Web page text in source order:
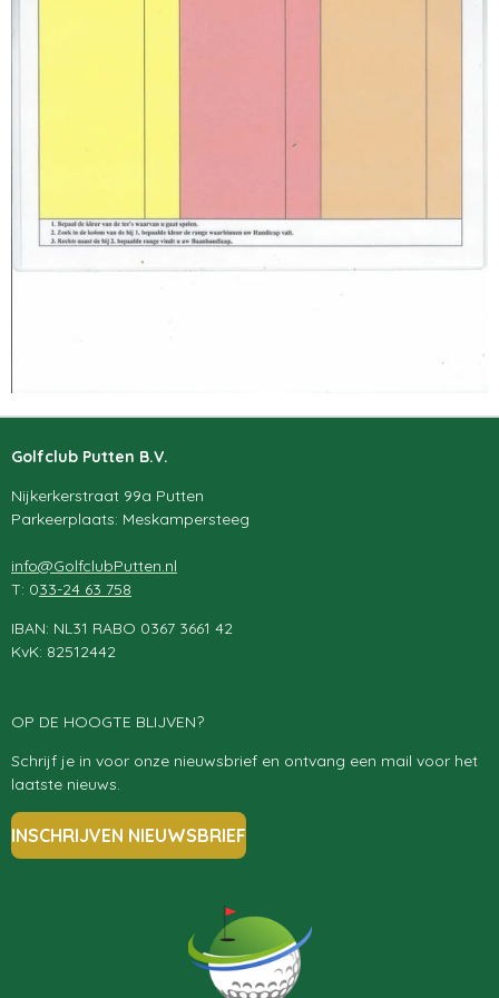
Golfclub Putten B.V.
Nijkerkerstraat 99a Putten
Parkeerplaats: Meskampersteeg
info@GolfclubPutten.nl
T: 033-24 63 758
IBAN: NL31 RABO 0367 3661 42
KvK: 82512442
OP DE HOOGTE BLIJVEN?
Schrijf je in voor onze nieuwsbrief en ontvang een mail voor het
laatste nieuws.
INSCHRIJVEN NIEUWSBRIEF